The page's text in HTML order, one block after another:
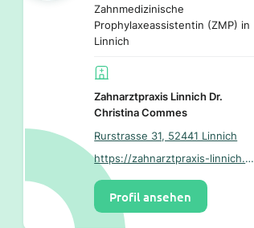
Zahnmedizinische
Prophylaxeassistentin (ZMP) in
Linnich
Zahnarztpraxis Linnich Dr.
Christina Commes
Rurstrasse 31, 52441 Linnich
https://zahnarztpraxis-linnich.de/
Profil ansehen